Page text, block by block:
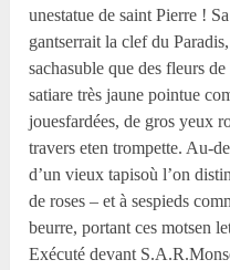
unestatue de saint Pierre !
gantserrait la clef du
sachasuble que des fleurs
satiare très jaune pointue
jouesfardées, de gros yeux
travers eten trompette. Au-
d’un vieux tapisoù l’on
de roses – et à sespieds
beurre, portant ces motsen
Exécuté devant